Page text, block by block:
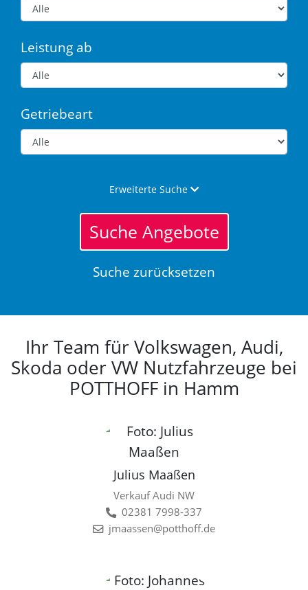
Leistung ab
Getriebeart
Erweiterte Suche
Suche Angebote
Suche zurücksetzen
Ihr Team für Volkswagen, Audi,
Skoda oder VW Nutzfahrzeuge bei
POTTHOFF in Hamm
Julius Maaßen
Verkauf Audi NW
02381 7998-337
jmaassen@potthoff.de